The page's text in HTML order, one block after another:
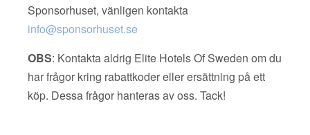
Sponsorhuset, vänligen kontakta
info@sponsorhuset.se
OBS: Kontakta aldrig Elite Hotels Of Sweden om du
har frågor kring rabattkoder eller ersättning på ett
köp. Dessa frågor hanteras av oss. Tack!